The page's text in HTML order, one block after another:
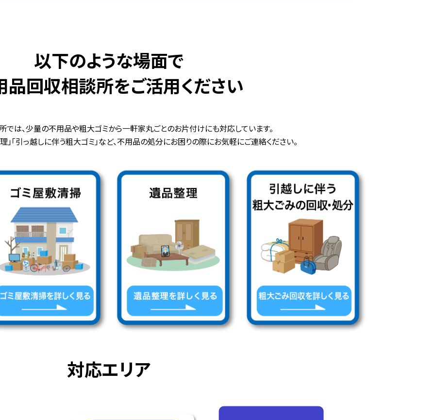
以下のような場面で
品回収相談所をご活用ください
では、少量の不用品や粗大ゴミから一軒家丸ごとのお片付けにも対応しています。
」「引っ越しに伴う粗大ゴミ」など、不用品の処分にお困りの際にお気軽にご連絡ください。
対応エリア